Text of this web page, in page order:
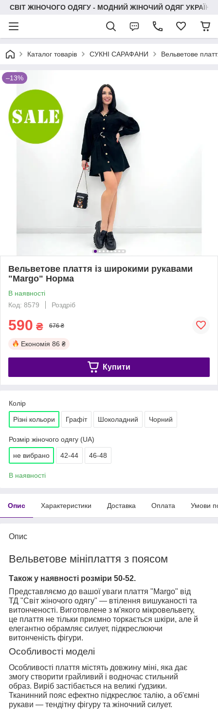
СВІТ ЖІНОЧОГО ОДЯГУ - МОДНИЙ ЖІНОЧИЙ ОДЯГ УКРАЇНИ
Каталог товарів СУКНІ САРАФАНИ Вельветове
–13%
Вельветове плаття із широкими рукавами
"Margo" Норма
В наявності
Код: 8579
Роздріб
590 ₴ 676 ₴
Економія 86 ₴
Купити
Колір
Різні кольори Графіт Шоколадний Чорний
Розмір жіночого одягу (UA)
не вибрано 42-44 46-48
В наявності
Опис Характеристики Доставка Оплата Умови
Опис
Вельветове мініплаття з поясом
Також у наявності розміри 50-52.
Представляємо до вашої уваги плаття "Margo" від
ТД "Світ жіночого одягу" — втілення вишуканості та
витонченості. Виготовлене з м'якого мікровельвету,
це плаття не тільки приємно торкається шкіри, але й
елегантно обрамляє силует, підкреслюючи
витонченість фігури.
Особливості моделі
Особливості плаття містять довжину міні, яка дає
змогу створити грайливий і водночас стильний
образ. Виріб застібається на великі ґудзики.
Тканинний пояс ефектно підкреслює талію, а об'ємні
рукави — тендітну фігуру та жіночний силует.